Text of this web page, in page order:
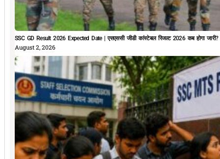
SSC GD Result 2026 Expected Date | एसएससी जीडी कांस्टेबल रिजल्ट 2026 कब होगा जारी?
August 2, 2026